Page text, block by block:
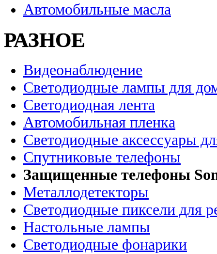
Автомобильные масла
РАЗНОЕ
Видеонаблюдение
Светодиодные лампы для
Светодиодная лента
Автомобильная пленка
Светодиодные аксессуары
Спутниковые телефоны
Защищенные телефоны
Металлодетекторы
Светодиодные пиксели для
Настольные лампы
Светодиодные фонарики